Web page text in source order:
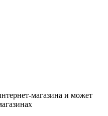
магазина и может